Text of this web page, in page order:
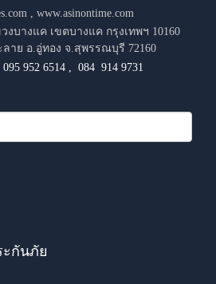
, www.asinontime.com
งบางแค เขตบางแค กรุงเทพฯ 10160
าย อ.อู่ทอง จ.สุพรรณบุรี 72160
095 952 6514 ,084 914 9731
ะกันภัย